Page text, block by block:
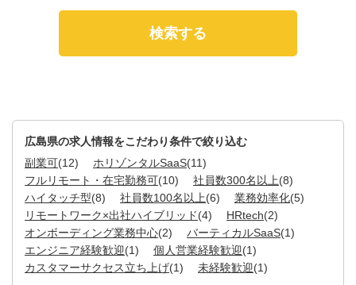
広島県の求人情報をこだわり条件で絞り込む
副業可(12) ホリゾンタルSaaS(11)
フルリモート・在宅勤務可(10) 社員数300名以上(8)
ハイタッチ型(8) 社員数100名以上(6) 業務効率化(5)
リモートワーク×出社ハイブリッド(4) HRtech(2)
オンボーディング業務中心(2) バーティカルSaaS(1)
エンジニア経験歓迎(1) 個人営業経験歓迎(1)
カスタマーサクセス立ち上げ(1) 未経験歓迎(1)